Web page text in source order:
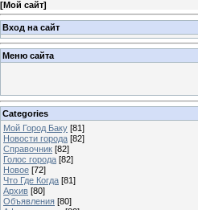
[Мой сайт]
Вход на сайт
Меню сайта
Categories
Мой Город Баку [81]
Новости города [82]
Справочник [82]
Голос города [82]
Новое [72]
Что Где Когда [81]
Архив [80]
Объявления [80]